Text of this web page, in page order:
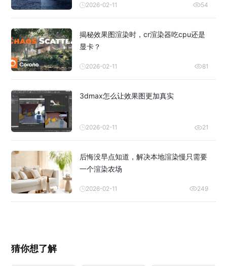
2026-02-11 54
揭秘效果图渲染时，cr渲染器吃cpu还是
显卡？
2026-02-11 81
3dmax怎么让效果图更加真实
2026-02-11 21
后悔没早点知道，解决本地渲染慢只需要
一个渲染农场
2026-02-11 249
猜你想了解